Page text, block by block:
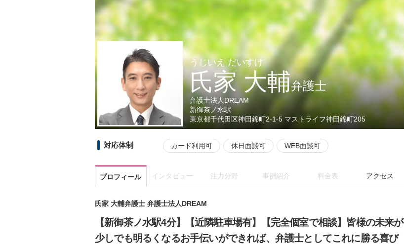
うじいえ だいすけ
氏家 大輔弁護士
弁護士法人DREAM
新御茶ノ水駅
東京都千代田区神田錦町2-1-5 マストライフ神田錦町205
対応体制 カード利用可 休日面談可 WEB面談可
プロフィール インタビュー 注力分野 事例紹介 料金表 アクセス
氏家 大輔弁護士 弁護士法人DREAM
【新御茶ノ水駅4分】【近隣駐車場有】【完全個室で相談】皆様の未来が
少しでも明るくなるお手伝いができれば、弁護士としてこれに勝る喜び